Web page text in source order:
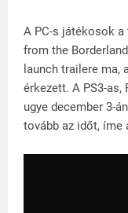
A PC-s játékosok
from the
launch trailere ma,
érkezett. A PS3-as,
ugye december 3-
tovább az időt, íme